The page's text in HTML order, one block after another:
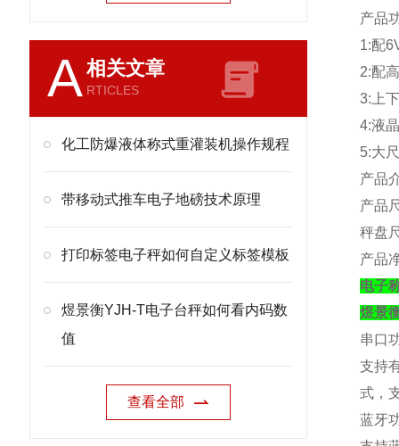
A相关文章
RTICLES
化工防爆液体称式重灌装机操作规程
带移动式推车电子地磅技术原理
打印标签电子秤如何自定义标签模板
煜景衡YJH-T电子台秤如何看内码数
值
查看全部
产品
1:配
2:配
3: 上
4:液
5:大
产品
产品
秤盘
产品
电子
煜景
串口
支持
式，
蓝牙